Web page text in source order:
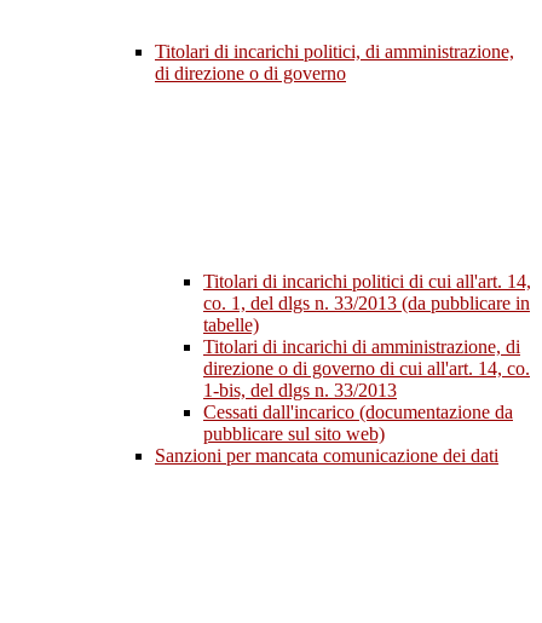
Titolari di incarichi politici, di amministrazione,
di direzione o di governo
Titolari di incarichi politici di cui all'art. 14,
co. 1, del dlgs n. 33/2013 (da pubblicare in
tabelle)
Titolari di incarichi di amministrazione, di
direzione o di governo di cui all'art. 14, co.
1-bis, del dlgs n. 33/2013
Cessati dall'incarico (documentazione da
pubblicare sul sito web)
Sanzioni per mancata comunicazione dei dati